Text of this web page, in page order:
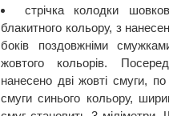
стрічка колодки
блакитного кольору, з
боків поздовжніми
жовтого кольорів.
нанесено дві жовті смуги,
смуги синього кольору,